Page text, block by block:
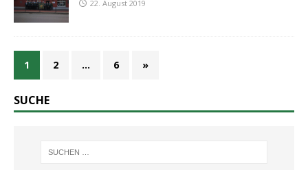
22. August 2019
1 2 … 6 »
SUCHE